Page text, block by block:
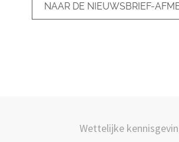
NAAR DE NIEUWSBRIEF-
Wettelijke